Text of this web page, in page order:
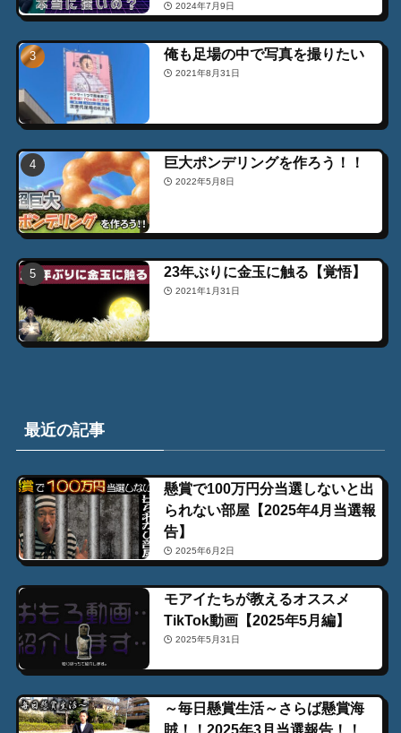
2024年7月9日
俺も足場の中で写真を撮りたい
2021年8月31日
巨大ポンデリングを作ろう！！
2022年5月8日
23年ぶりに金玉に触る【覚悟】
2021年1月31日
最近の記事
懸賞で100万円分当選しないと出
られない部屋【2025年4月当選報
告】
2025年6月2日
モアイたちが教えるオススメ
TikTok動画【2025年5月編】
2025年5月31日
～毎日懸賞生活～さらば懸賞海
賊！！2025年3月当選報告！！